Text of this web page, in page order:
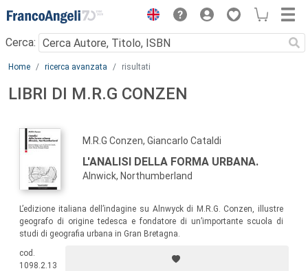
Menu
Cerca:
Main content
Home ricerca avanzata risultati
LIBRI DI M.R.G CONZEN
M.R.G Conzen, Giancarlo Cataldi
L'ANALISI DELLA FORMA URBANA.
Alnwick, Northumberland
L’edizione italiana dell’indagine su Alnwyck di M.R.G. Conzen, illustre
geografo di origine tedesca e fondatore di un’importante scuola di
studi di geografia urbana in Gran Bretagna.
cod.
1098.2.13